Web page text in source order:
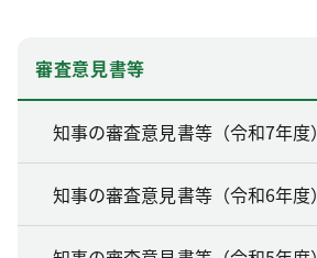
審査意見書等
知事の審査意見書等（令和7年度）
知事の審査意見書等（令和6年度）